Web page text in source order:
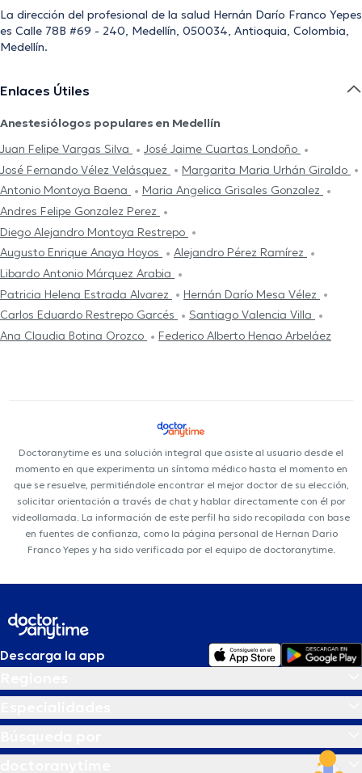
La dirección del profesional de la salud Hernán Darío Franco Yepes
es Calle 78B #69 - 240, Medellín, 050034, Antioquia, Colombia,
Medellín.
Enlaces Útiles
Anestesiólogos populares en Medellín
Juan Felipe Vargas Silva
José Jaime Cuartas Londoño
José Fernando Vélez Velásquez
Margarita Maria Urhán Giraldo
Antonio Montoya Baena
Maria Angelica Grisales Gonzalez
Andres Felipe Gonzalez Perez
Diego Alejandro Montoya Restrepo
Augusto Enrique Anaya Hoyos
Alejandro Pérez Ramírez
Libardo Antonio Márquez Arabia
Patricia Helena Estrada Alvarez
Hernán Darío Mesa Vélez
Carlos Eduardo Restrepo Garcés
Santiago Valencia Villa
Ana Claudia Botina Orozco
Federico Alberto Henao Arbeláez
Doctoranytime es una solución integral que asiste al usuario desde el
momento en que experimenta un síntoma médico hasta el momento en
que se resuelve, permitiéndole encontrar el mejor doctor de su elección,
solicitar orientación a través de chat y hablar directamente con él por
videollamada. La información de este perfil ha sido recopilada con base
en fuentes de confianza, como la página personal de Hernan Dario
Franco Yepes y ha sido verificada por el equipo de doctoranytime.
Descarga la app